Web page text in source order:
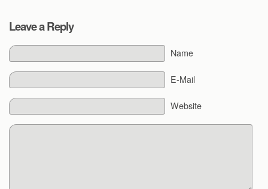
Leave a Reply
Name
E-Mail
Website